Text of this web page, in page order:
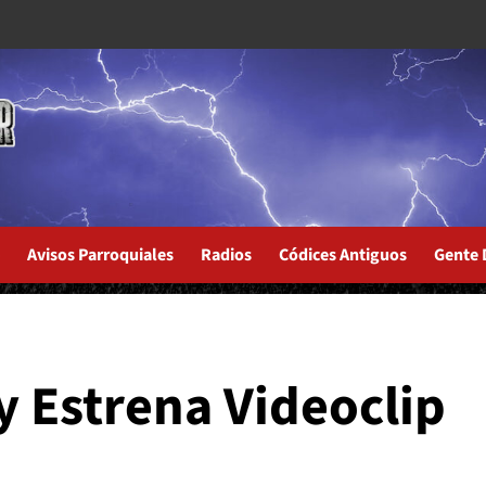
Avisos Parroquiales Radios Códices Antiguos Gente
Estrena Videoclip